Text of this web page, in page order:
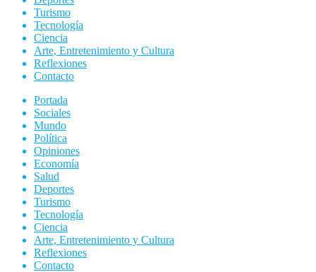
Turismo
Tecnología
Ciencia
Arte, Entretenimiento y Cultura
Reflexiones
Contacto
Portada
Sociales
Mundo
Política
Opiniones
Economía
Salud
Deportes
Turismo
Tecnología
Ciencia
Arte, Entretenimiento y Cultura
Reflexiones
Contacto